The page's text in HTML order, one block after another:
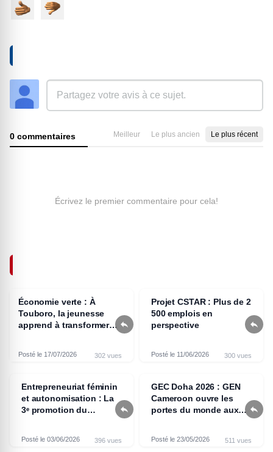
0 commentaires Meilleur Le plus ancien Le plus récent
Écrivez le premier commentaire pour cela!
Économie verte : À
Touboro, la jeunesse
apprend à transformer
Posté le 17/07/2026 302 vues

Projet CSTAR : Plus de 2
500 emplois en
perspective
Posté le 11/06/2026 300 vues

Entrepreneuriat féminin
et autonomisation : La
3ᵉ promotion du
Posté le 03/06/2026 396 vues

GEC Doha 2026 : GEN
Cameroon ouvre les
portes du monde aux
Posté le 23/05/2026 511 vues
